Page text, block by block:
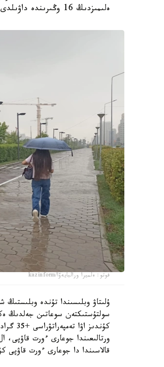
ەلىمىزدىڭ 16 وڭىرىندە داۋىلدى ەسكەرتۋ جاريالادى.
فوتو: ەلميرا ورالبايەۆا/kazinform
ۇلىتاۋ وبلىسىندا تۇندە
ورتالىعىندا جوعارى ءورت
قالاسىندا دا جوعارى ءورت قاۋپى